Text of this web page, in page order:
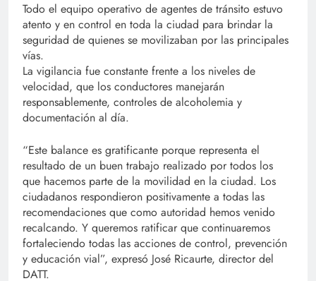
Todo el equipo operativo de agentes de tránsito estuvo
atento y en control en toda la ciudad para brindar la
seguridad de quienes se movilizaban por las principales
vías.
La vigilancia fue constante frente a los niveles de
velocidad, que los conductores manejarán
responsablemente, controles de alcoholemia y
documentación al día.
“Este balance es gratificante porque representa el
resultado de un buen trabajo realizado por todos los
que hacemos parte de la movilidad en la ciudad. Los
ciudadanos respondieron positivamente a todas las
recomendaciones que como autoridad hemos venido
recalcando. Y queremos ratificar que continuaremos
fortaleciendo todas las acciones de control, prevención
y educación vial”, expresó José Ricaurte, director del
DATT.